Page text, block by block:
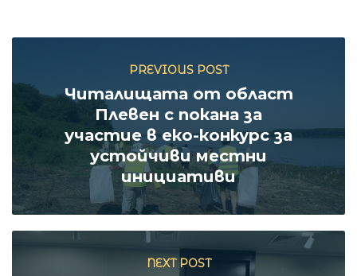
PREVIOUS POST
Читалищата от област
Плевен с покана за
участие в еко-конкурс за
устойчиви местни
инициативи
NEXT POST